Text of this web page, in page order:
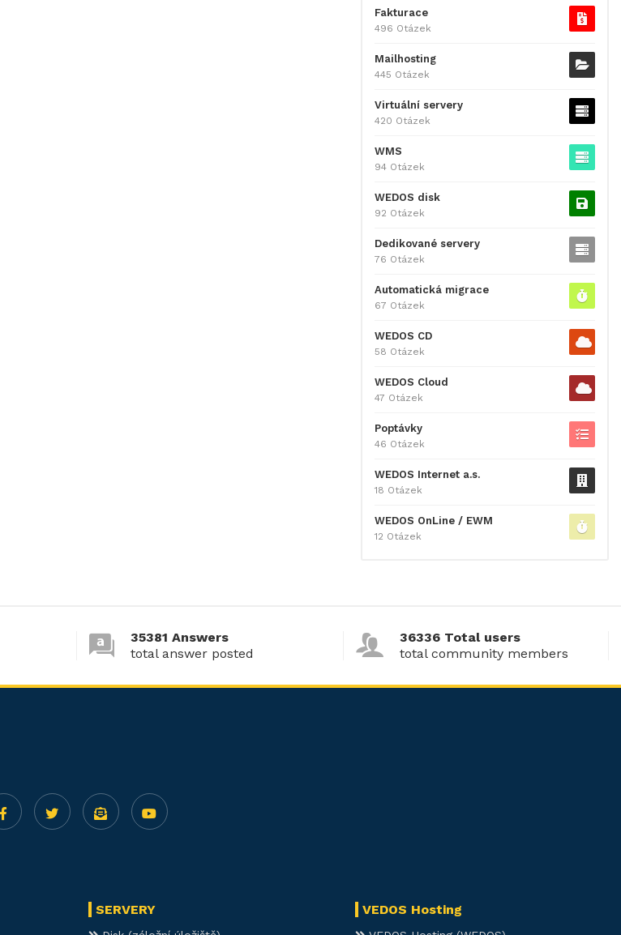
Fakturace
496 Otázek
Mailhosting
445 Otázek
Virtuální servery
420 Otázek
WMS
94 Otázek
WEDOS disk
92 Otázek
Dedikované servery
76 Otázek
Automatická migrace
67 Otázek
WEDOS CD
58 Otázek
WEDOS Cloud
47 Otázek
Poptávky
46 Otázek
WEDOS Internet a.s.
18 Otázek
WEDOS OnLine / EWM
12 Otázek
35381 Answers
total answer posted
36336 Total users
total community members
SERVERY VEDOS Hosting